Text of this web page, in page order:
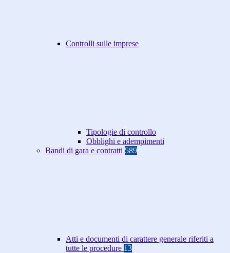
Controlli sulle imprese
Tipologie di controllo
Obblighi e adempimenti
Bandi di gara e contratti 589
Atti e documenti di carattere generale riferiti a
tutte le procedure 13